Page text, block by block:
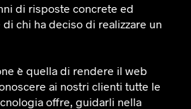
di risposte concrete ed
chi ha deciso di realizzare un
è quella di rendere il web
ai nostri clienti tutte le
offre, guidarli nella